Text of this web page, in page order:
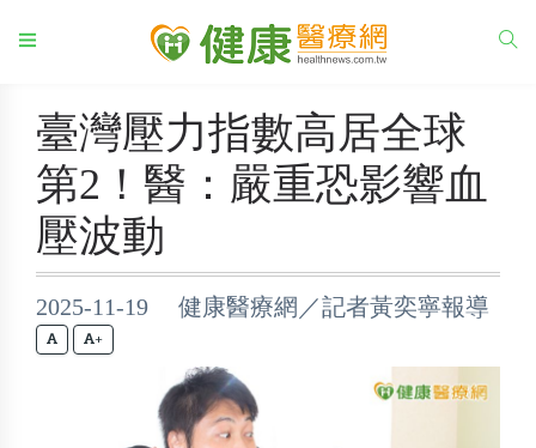
臺灣壓力指數高居全球
第2！醫：嚴重恐影響血
壓波動
2025-11-19 健康醫療網／記者黃奕寧報導
+